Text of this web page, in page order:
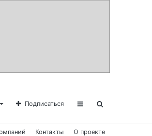
Подписаться
Контакты О проекте